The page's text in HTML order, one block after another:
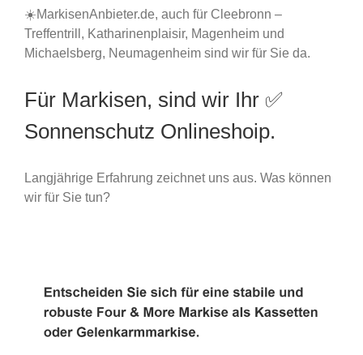
☀️MarkisenAnbieter.de, auch für Cleebronn –
Treffentrill, Katharinenplaisir, Magenheim und
Michaelsberg, Neumagenheim sind wir für Sie da.
Für Markisen, sind wir Ihr ✅
Sonnenschutz Onlineshoip.
Langjährige Erfahrung zeichnet uns aus. Was können
wir für Sie tun?